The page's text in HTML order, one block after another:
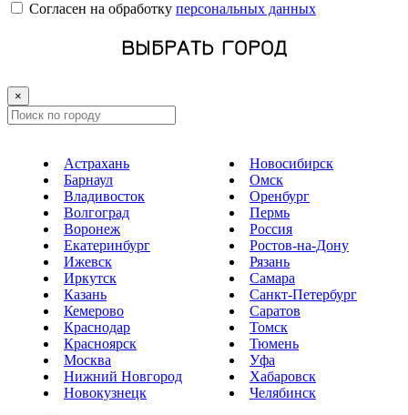
Cогласен на обработку персональных данных
ВЫБРАТЬ ГОРОД
×
Астрахань
Барнаул
Владивосток
Волгоград
Воронеж
Екатеринбург
Ижевск
Иркутск
Казань
Кемерово
Краснодар
Красноярск
Москва
Нижний Новгород
Новокузнецк
Новосибирск
Омск
Оренбург
Пермь
Россия
Ростов-на-Дону
Рязань
Самара
Санкт-Петербург
Саратов
Томск
Тюмень
Уфа
Хабаровск
Челябинск